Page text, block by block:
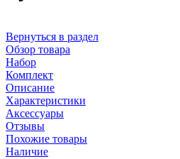
Вернуться в раздел
Обзор товара
Набор
Комплект
Описание
Характеристики
Аксессуары
Отзывы
Похожие товары
Наличие